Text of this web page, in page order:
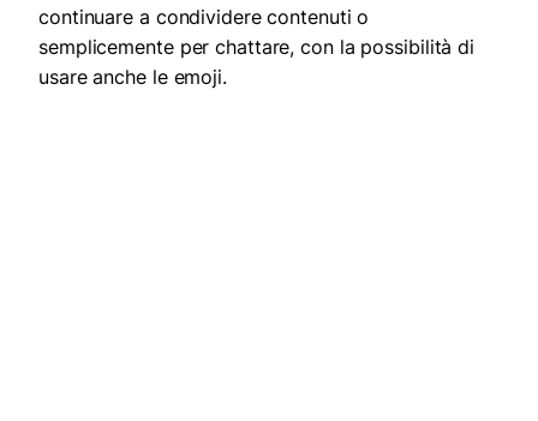
continuare a condividere contenuti o
semplicemente per chattare, con la possibilità di
usare anche le emoji.